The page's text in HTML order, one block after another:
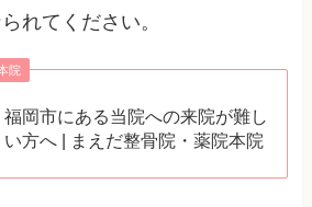
れてください。
院
福岡市にある当院への来院が難し
い方へ | まえだ整骨院・薬院本院